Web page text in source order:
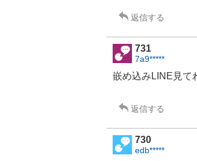
返信する
731
7a9*****
嵌め込み LINE 見て
返信する
730
edb*****